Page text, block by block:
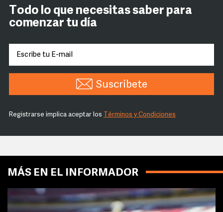
Todo lo que necesitas saber para
comenzar tu día
Suscríbete
Registrarse implica aceptar los Términos y Condiciones
MÁS EN EL INFORMADOR